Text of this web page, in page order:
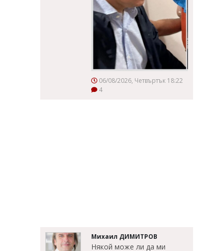
06/08/2026, Четвъртък 18:22
4
Михаил ДИМИТРОВ
Някой може ли да ми